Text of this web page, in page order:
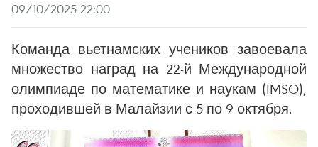
09/10/2025 22:00
Команда вьетнамских учеников завоевала
множество наград на 22-й Международной
олимпиаде по математике и наукам (IMSO),
проходившей в Малайзии с 5 по 9 октября.